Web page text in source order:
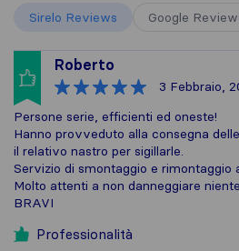
Sirelo Reviews Google
Roberto
3 Febbraio,
Persone serie, efficienti ed oneste!
Hanno provveduto alla consegna
il relativo nastro per sigillarle.
Servizio di smontaggio e rimontaggio
Molto attenti a non danneggiare
BRAVI
Professionalità